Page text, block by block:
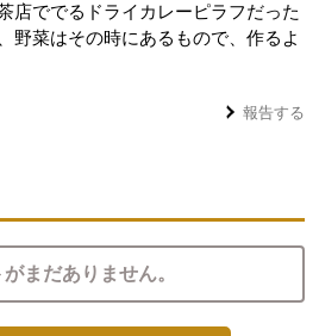
店ででるドライカレーピラフだった
野菜はその時にあるもので、作るよ
報告する
まだありません。